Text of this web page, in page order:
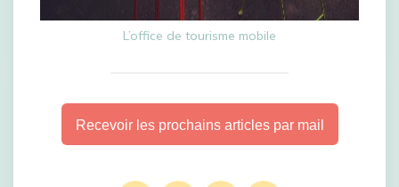
L’office de tourisme mobile
Recevoir les prochains articles par mail